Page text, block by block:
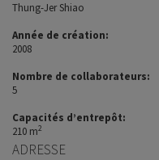
Thung-Jer Shiao
Année de création:
2008
Nombre de collaborateurs:
5
Capacités d’entrepôt:
210 m2
ADRESSE